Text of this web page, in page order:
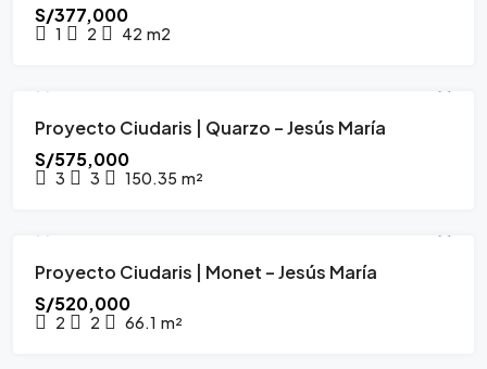
S/377,000
1 2 42 m2
PROYECTO INMOBILIARIO
Proyecto Ciudaris | Quarzo – Jesús María
S/575,000
3 3 150.35 m²
PROYECTO INMOBILIARIO
Proyecto Ciudaris | Monet – Jesús María
S/520,000
2 2 66.1 m²